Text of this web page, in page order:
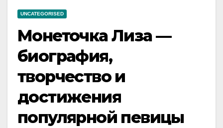
UNCATEGORISED
Монеточка Лиза —
биография,
творчество и
достижения
популярной певицы